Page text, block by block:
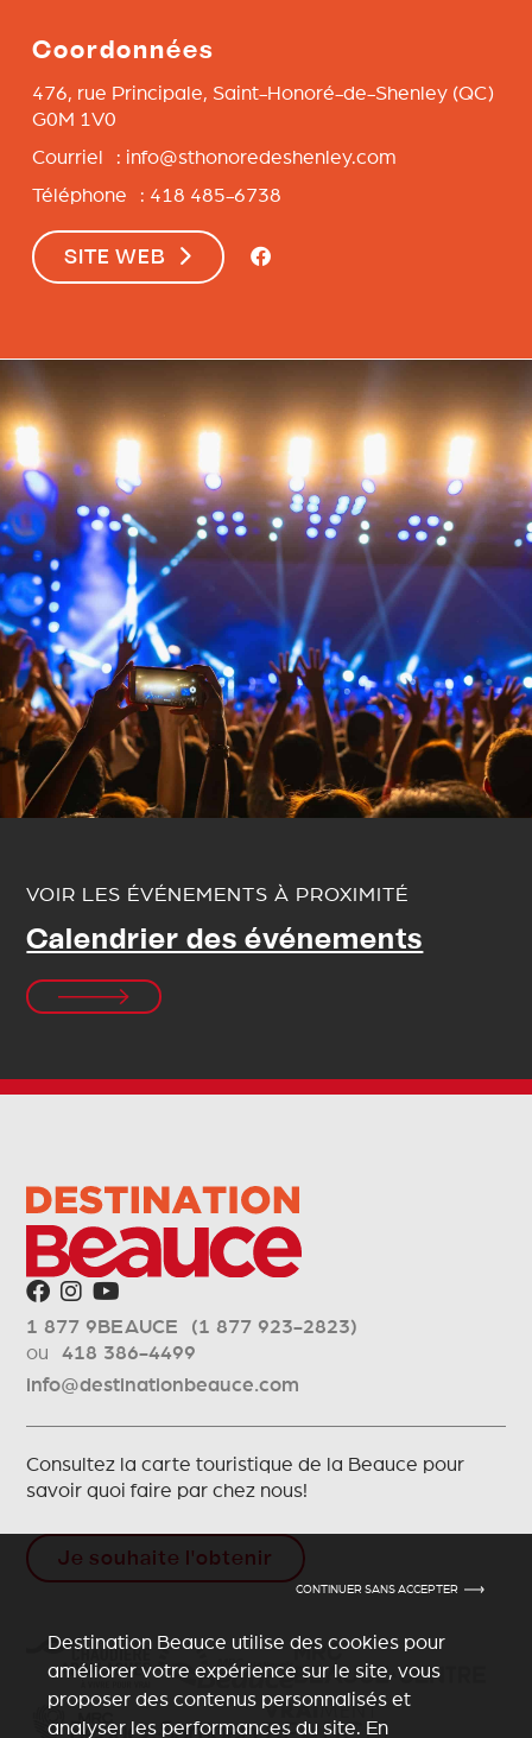
CONTINUER SANS ACCEPTER
Destination Beauce utilise des cookies pour
améliorer votre expérience sur le site, vous
proposer des contenus personnalisés et
analyser les performances du site. En
Coordonnées
476, rue Principale, Saint-Honoré-de-Shenley (QC)
G0M 1V0
Courriel : info@sthonoredeshenley.com
Téléphone : 418 485-6738
SITE WEB
VOIR LES ÉVÉNEMENTS À PROXIMITÉ
Calendrier des événements
1 877 9BEAUCE (1 877 923-2823)
ou418 386-4499
info@destinationbeauce.com
Consultez la carte touristique de la Beauce pour
savoir quoi faire par chez nous!
Je souhaite l'obtenir